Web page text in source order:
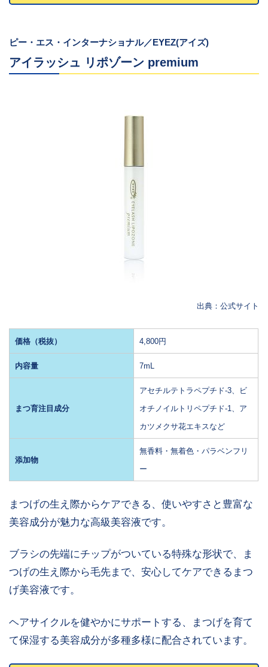
ピー・エス・インターナショナル／EYEZ(アイズ)
アイラッシュ リポゾーン premium
出典：公式サイト
価格（税抜） 4,800円
内容量 7mL
まつ育注目成分
アセチルテトラペプチド-3、ビ
オチノイルトリペプチド-1、ア
カツメクサ花エキスなど
添加物
無香料・無着色・パラベンフリ
ー
まつげの生え際からケアできる、使いやすさと豊富な
美容成分が魅力な高級美容液です。
ブラシの先端にチップがついている特殊な形状で、ま
つげの生え際から毛先まで、安心してケアできるまつ
げ美容液です。
ヘアサイクルを健やかにサポートする、まつげを育て
て保湿する美容成分が多種多様に配合されています。